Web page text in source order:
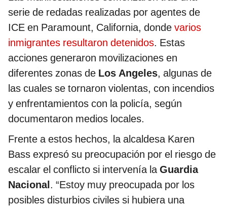
serie de redadas realizadas por agentes de
ICE en Paramount, California, donde varios
inmigrantes resultaron detenidos. Estas
acciones generaron movilizaciones en
diferentes zonas de Los Angeles, algunas de
las cuales se tornaron violentas, con incendios
y enfrentamientos con la policía, según
documentaron medios locales.
Frente a estos hechos, la alcaldesa Karen
Bass expresó su preocupación por el riesgo de
escalar el conflicto si intervenía laGuardia
Nacional. “Estoy muy preocupada por los
posibles disturbios civiles si hubiera una